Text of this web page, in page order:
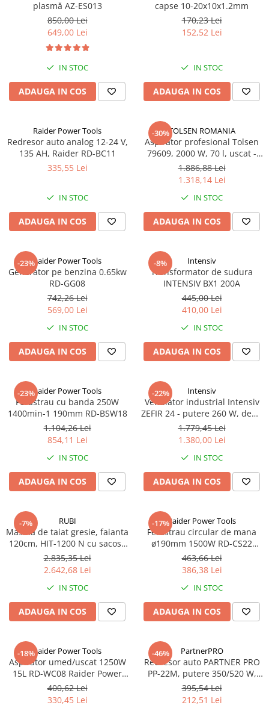
Nivela de masurat
Pistoale de impact electrice si
pneumatice
Pistoale de vopsit
Prelungitoare
Polizoare electrice de banc si
Rindele si freze pentru lemn
Redresoare auto - roboti de
Scari metalice
Strungurii
Scule pentru electricieni
Truse de scule
Truse de lipit PPR
Ventuze cu brate pentru transport
Vibratoare beton
Hote Telescopice
Hote Traditionale
Hote Incorporabile
Hote Insula
Hote Cupolare
Accesorii, consumabile hote
Masini de carnati ( CARNATARI )
Masini de spalat vase
independente
Masini de spalat rufe
Masini de spalat rufe verticale
Masini de spalat rufe incorporabile
Masini de spalat rufe cu uscator
Uscatoare de rufe
Masini de facut paine
incorporabile
SANDWICH MAKER
Storcatoare de fructe
plasmă AZ-ES013
850,00 Lei
649,00 Lei
IN STOC
ADAUGA IN COS
capse 10-20x10x1.2mm
170,23 Lei
152,52 Lei
IN STOC
ADAUGA IN COS
Raider Power Tools
Redresor auto analog 12-24 V,
135 AH, Raider RD-BC11
335,55 Lei
IN STOC
ADAUGA IN COS
-30%TOLSEN ROMANIA
Aspirator profesional Tolsen
79609, 2000 W, 70 l, uscat -
umed
1.886,88 Lei
1.318,14 Lei
IN STOC
ADAUGA IN COS
-23%Raider Power Tools
Generator pe benzina 0.65kw
RD-GG08
742,26 Lei
569,00 Lei
IN STOC
ADAUGA IN COS
-8% Intensiv
Transformator de sudura
INTENSIV BX1 200A
445,00 Lei
410,00 Lei
IN STOC
ADAUGA IN COS
-23%Raider Power Tools
Ferastrau cu banda 250W
1400min-1 190mm RD-BSW18
1.104,26 Lei
854,11 Lei
IN STOC
ADAUGA IN COS
-22% Intensiv
Ventilator industrial Intensiv
ZEFIR 24 - putere 260 W, debit
de aer 11700 mc/h, reglabila
la 180 de grade
1.779,45 Lei
1.380,00 Lei
IN STOC
ADAUGA IN COS
-7% RUBI
Masina de taiat gresie, faianta
120cm, HIT-1200 N cu sacosa
pt. transport - RUBI-26962
2.835,35 Lei
2.642,68 Lei
IN STOC
ADAUGA IN COS
-17%Raider Power Tools
Ferastrau circular de mana
ø190mm 1500W RD-CS22
Raider Power Tools
463,66 Lei
386,38 Lei
IN STOC
ADAUGA IN COS
-18%Raider Power Tools
Aspirator umed/uscat 1250W
15L RD-WC08 Raider Power
Tools
400,62 Lei
330,45 Lei
-46% PartnerPRO
Redresor auto PARTNER PRO
PP-22M, putere 350/520 W,
12/24 V, capacitate baterie 10-
400/270 A
395,54 Lei
212,51 Lei